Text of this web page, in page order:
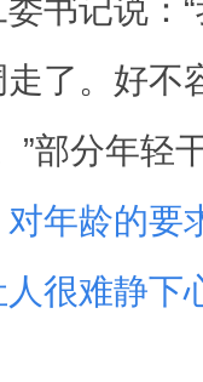
书记说：
了。好不
”部分年轻
年龄的要
很难静下